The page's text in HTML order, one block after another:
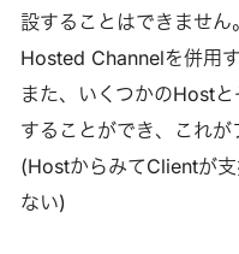
設することはできませ
Hosted Channelを併用す
また、いくつかのHost
することができ、これが
(HostからみてClientが
ない)